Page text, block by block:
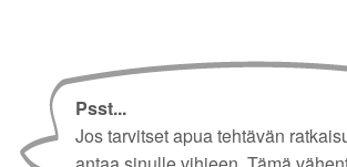
Psst...
Jos tarvitset apua tehtävän